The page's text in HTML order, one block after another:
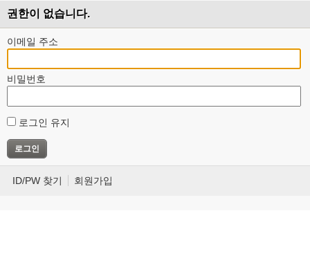
권한이 없습니다.
이메일 주소
비밀번호
로그인 유지
ID/PW 찾기 회원가입